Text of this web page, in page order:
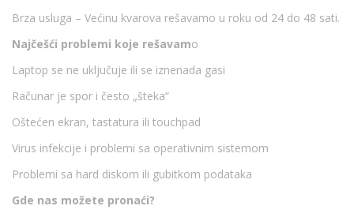
Brza usluga – Većinu kvarova rešavamo u roku od 24 do 48 sati.
Najčešći problemi koje rešavamo
Laptop se ne uključuje ili se iznenada gasi
Računar je spor i često „šteka“
Oštećen ekran, tastatura ili touchpad
Virus infekcije i problemi sa operativnim sistemom
Problemi sa hard diskom ili gubitkom podataka
Gde nas možete pronaći?